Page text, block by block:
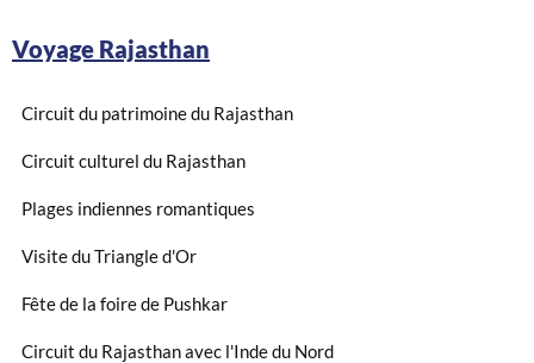
Voyage Rajasthan
Circuit du patrimoine du Rajasthan
Circuit culturel du Rajasthan
Plages indiennes romantiques
Visite du Triangle d'Or
Fête de la foire de Pushkar
Circuit du Rajasthan avec l'Inde du Nord